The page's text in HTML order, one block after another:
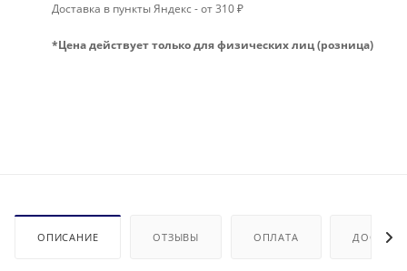
Доставка в пункты Яндекс - от 310 ₽
*Цена действует только для физических лиц (розница)
ОПИСАНИЕ ОТЗЫВЫ ОПЛАТА